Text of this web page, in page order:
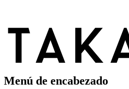
Menú de encabezado